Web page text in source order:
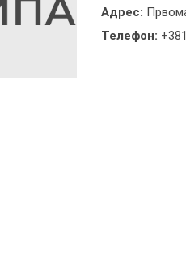
Адрес:
Телефон: